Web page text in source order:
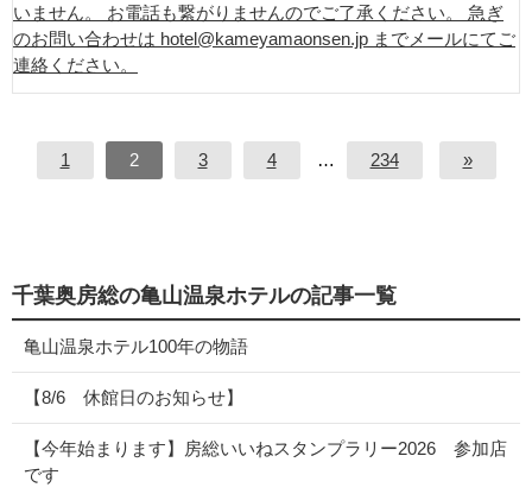
いません。 お電話も繋がりませんのでご了承ください。 急ぎ
のお問い合わせは hotel@kameyamaonsen.jp までメールにてご
連絡ください。
1 2 3 4 … 234 »
千葉奥房総の亀山温泉ホテルの記事一覧
亀山温泉ホテル100年の物語
【8/6 休館日のお知らせ】
【今年始まります】房総いいねスタンプラリー2026 参加店
です